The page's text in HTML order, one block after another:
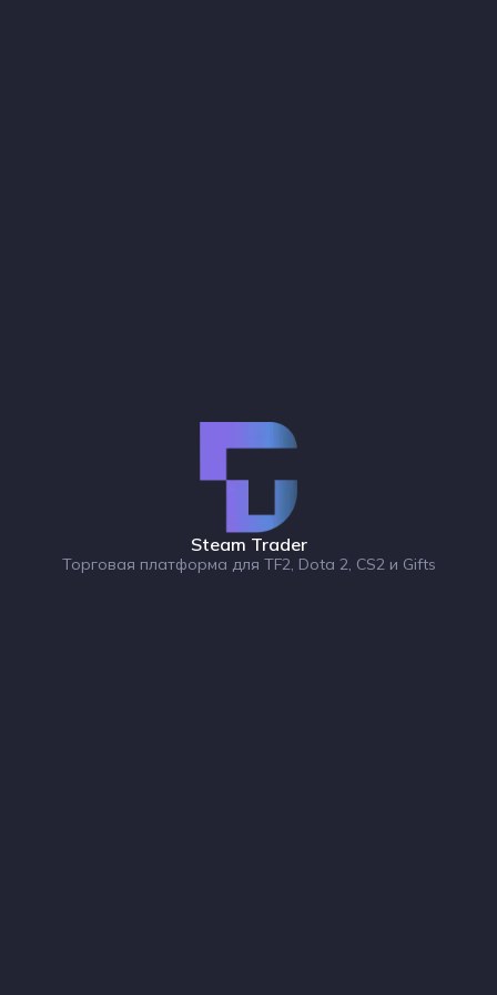
Steam Trader
Торговая платформа для TF2, Dota 2, CS2 и Gifts